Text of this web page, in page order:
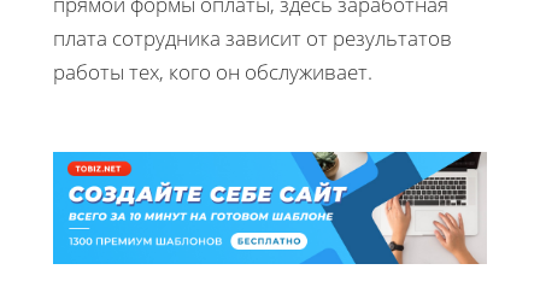
плата сотрудника зависит от результатов
работы тех, кого он обслуживает.